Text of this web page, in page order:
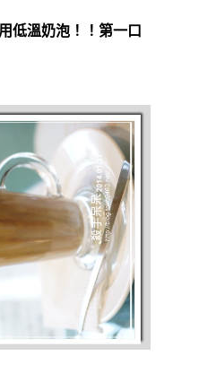
低溫奶泡！！第一口